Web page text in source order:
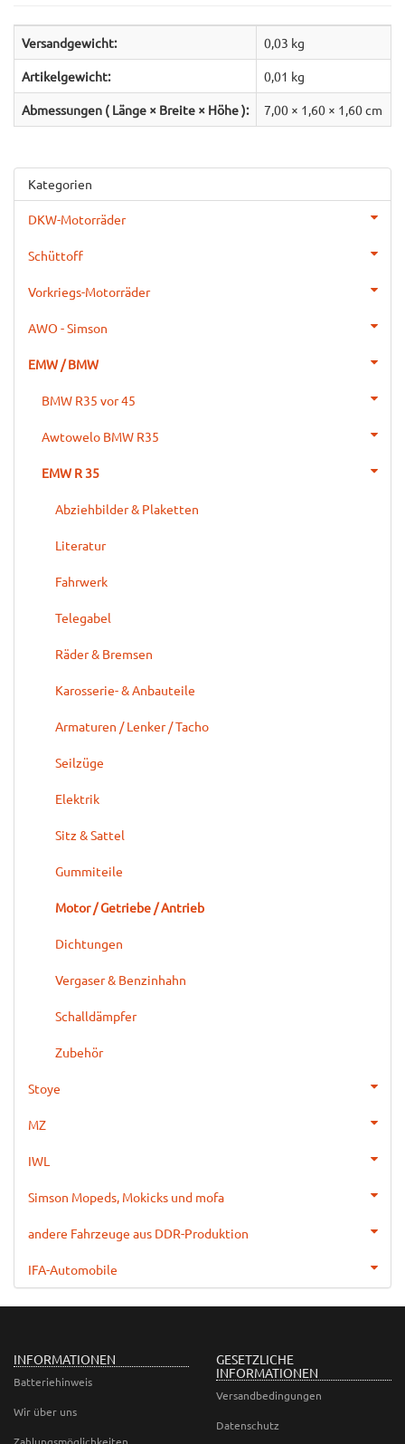
Versandgewicht: 0,03 kg
Artikelgewicht: 0,01 kg
Abmessungen ( Länge × Breite × Höhe ): 7,00 × 1,60 × 1,60 cm
Kategorien
DKW-Motorräder
Schüttoff
Vorkriegs-Motorräder
AWO - Simson
EMW / BMW
BMW R35 vor 45
Awtowelo BMW R35
EMW R 35
Abziehbilder & Plaketten
Literatur
Fahrwerk
Telegabel
Räder & Bremsen
Karosserie- & Anbauteile
Armaturen / Lenker / Tacho
Seilzüge
Elektrik
Sitz & Sattel
Gummiteile
Motor / Getriebe / Antrieb
Dichtungen
Vergaser & Benzinhahn
Schalldämpfer
Zubehör
Stoye
MZ
IWL
Simson Mopeds, Mokicks und mofa
andere Fahrzeuge aus DDR-Produktion
IFA-Automobile
INFORMATIONEN
Batteriehinweis
Wir über uns
GESETZLICHE
INFORMATIONEN
Versandbedingungen
Datenschutz